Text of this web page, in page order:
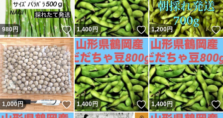
980円 いいね！
1,400円 いいね！
1,200円
1,000円 いいね！
1,400円 いいね！
1,400円